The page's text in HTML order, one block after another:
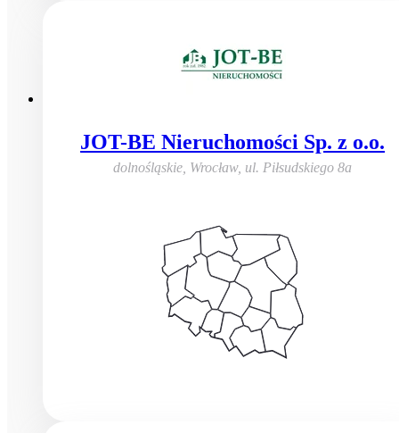
JOT-BE Nieruchomości Sp. z o.o.
dolnośląskie, Wrocław, ul. Piłsudskiego 8a